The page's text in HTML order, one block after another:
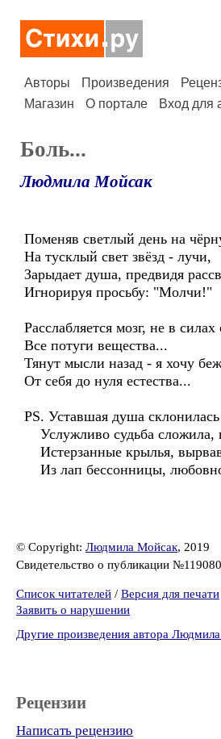
Авторы Произведения
Магазин
О портале Вход для
Боль...
Людмила Мойсак
Поменяв светлый день на
На тусклый свет звёзд - лучи,
Зарыдает душа, предвидя
Игнорируя просьбу: "Молчи!"
Расслабляется мозг, не в силах
Все потуги вещества...
Тянут мысли назад - я хочу
От себя до нуля естества...
PS. Уставшая душа
Услужливо судьба сложила,
Истерзанные крылья,
Из лап бессонницы,
© Copyright: Людмила Мойсак, 2019
Свидетельство о публикации
Список читателей / Версия для печати
Заявить о нарушении
Другие произведения автора
Рецензии
Написать рецензию